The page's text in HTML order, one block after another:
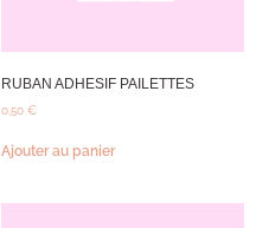
RUBAN ADHESIF PAILETTES
0,50 €
Ajouter au panier